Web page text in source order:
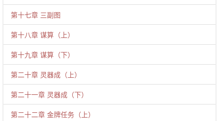
第十七章 三副图
第十八章 谋算（上）
第十九章 谋算（下）
第二十章 灵器成（上）
第二十一章 灵器成（下）
第二十二章 金牌任务（上）